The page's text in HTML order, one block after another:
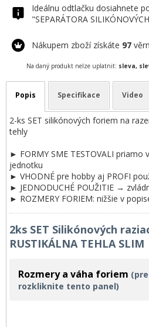
Ideálnu odtlačku dosiahnete
"SEPARÁTORA
Nákupem zboží získáte 97
Na daný produkt nelze uplatnit: sleva,
Popis Specifikace Video
2-ks SET silikónových foriem na
tehly
► FORMY SME TESTOVALI
jednotku
► VHODNÉ pre hobby aj PROFI
► JEDNODUCHÉ POUŽITIE →
► ROZMERY FORIEM: nižšie v
2ks SET Silikónových
RUSTIKÁLNA TEHLA SLIM
Rozmery a váha foriem
rozkliknite tento panel)